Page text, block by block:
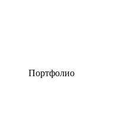
Портфолио